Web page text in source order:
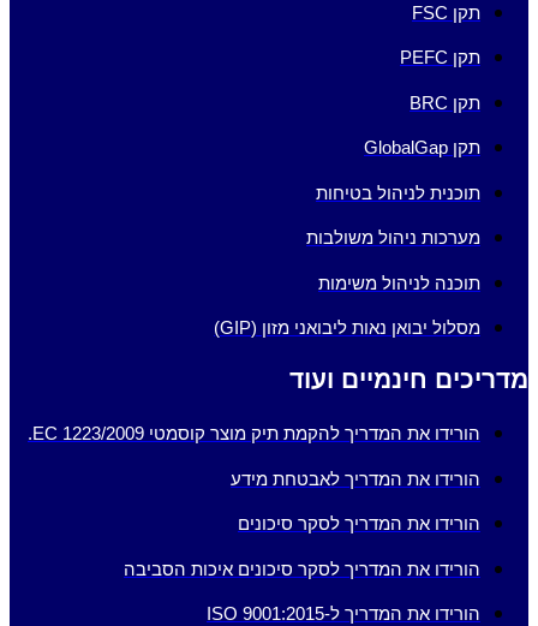
תקן FSC
תקן PEFC
תקן BRC
תקן GlobalGap
תוכנית לניהול בטיחות
מערכות ניהול משולבות
תוכנה לניהול משימות
מסלול יבואן נאות ליבואני מזון (GIP)
מדריכים חינמיים ועוד
הורידו את המדריך להקמת תיק מוצר קוסמטי EC 1223/2009.
הורידו את המדריך לאבטחת מידע
הורידו את המדריך לסקר סיכונים
הורידו את המדריך לסקר סיכונים איכות הסביבה
הורידו את המדריך ל-ISO 9001:2015